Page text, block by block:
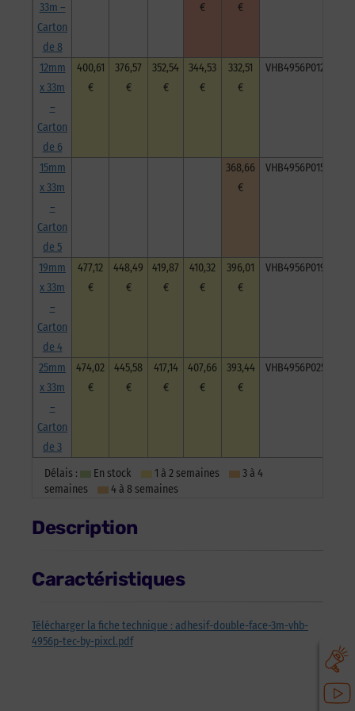
33m –
Carton
de 8
€
€
12mm
x 33m
–
Carton
de 6
400,61
€
376,57
€
352,54
€
344,53
€
332,51
€
VHB4956P012033C6
15mm
x 33m
–
Carton
de 5
368,66
€
VHB4956P015033C5
19mm
x 33m
–
Carton
de 4
477,12
€
448,49
€
419,87
€
410,32
€
396,01
€
VHB4956P019033C4
25mm
x 33m
–
Carton
de 3
474,02
€
445,58
€
417,14
€
407,66
€
393,44
€
VHB4956P025033C3
Délais : En stock 1 à 2 semaines
3 à 4
semaines
4 à 8 semaines
Description
Caractéristiques
Télécharger la fiche technique : adhesif-double-face-3m-vhb-
4956p-tec-by-pixcl.pdf